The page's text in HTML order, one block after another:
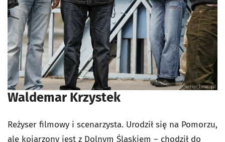
Waldemar Krzystek
Reżyser filmowy i scenarzysta. Urodził się na Pomorzu,
ale kojarzony jest z Dolnym Śląskiem – chodził do